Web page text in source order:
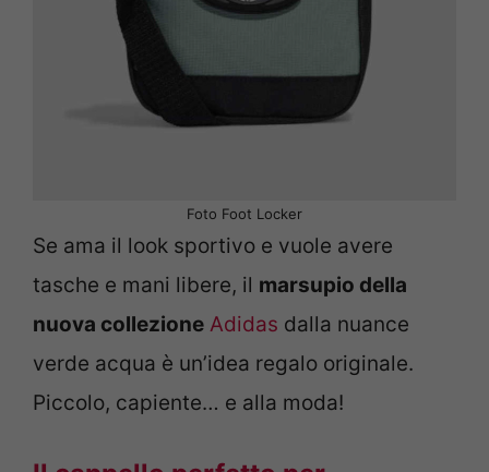
Foto Foot Locker
Se ama il look sportivo e vuole avere
tasche e mani libere, il marsupio della
nuova collezione Adidas dalla nuance
verde acqua è un’idea regalo originale.
Piccolo, capiente… e alla moda!